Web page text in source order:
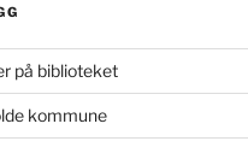
på biblioteket
kommune